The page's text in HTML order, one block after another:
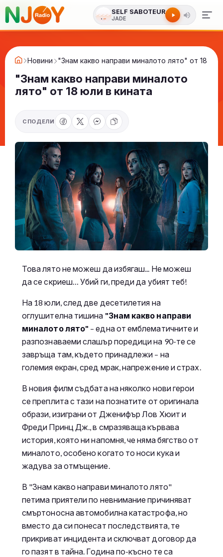
SELF SABOTEUR
JADE
Новини "Знам какво направи миналото лято" от 18
"Знам какво направи миналото
лято" от 18 юли в кината
СПОДЕЛИ
Това лято не можеш да избягаш... Не можеш
да се скриеш… Убий ги, преди да убият теб!
На 18 юли, след две десетилетия на
оглушителна тишина "Знам какво направи
миналото лято" – една от емблематичните и
разпознаваеми слашър поредици на 90-те се
завръща там, където принадлежи – на
големия екран, сред мрак, напрежение и страх.
В новия филм съдбата на няколко нови герои
се преплита с тази на познатите от оригинала
образи, изиграни от Дженифър Лов Хюит и
Фреди Принц Дж., в смразяваща кървава
история, която ни напомня, че няма бягство от
миналото, особено когато то носи кука и
жадува за отмъщение.
В "Знам какво направи миналото лято"
петима приятели по невнимание причиняват
смъртоносна автомобилна катастрофа, но
вместо да си понесат последствията, те
прикриват инцидента и сключват договор да
го пазят в тайна. Година по-късно те са